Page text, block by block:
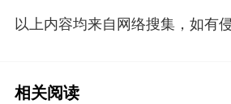
以上内容均来自网络搜集，如有
相关阅读